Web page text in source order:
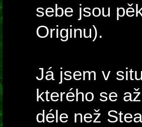
sebe jsou
Originu).
Já jsem v
kterého se
déle než